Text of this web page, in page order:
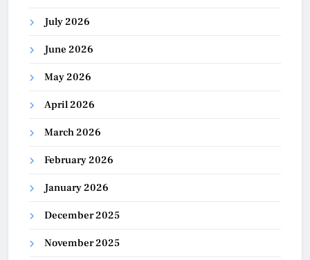
July 2026
June 2026
May 2026
April 2026
March 2026
February 2026
January 2026
December 2025
November 2025